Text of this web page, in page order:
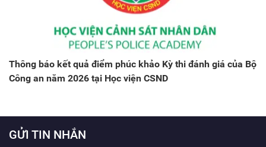
Thông báo kết quả điểm phúc khảo Kỳ thi đánh giá của Bộ
Công an năm 2026 tại Học viện CSND
GỬI TIN NHẮN